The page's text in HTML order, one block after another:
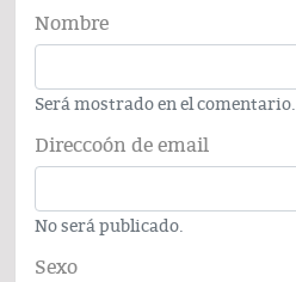
Nombre
Será mostrado en el comentario.
Direccoón de email
No será publicado.
Sexo